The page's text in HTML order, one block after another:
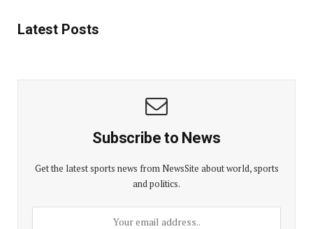
Latest Posts
Subscribe to News
Get the latest sports news from NewsSite about world, sports
and politics.